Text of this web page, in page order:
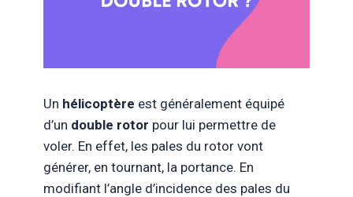
Un hélicoptère est généralement équipé
d’un double rotor pour lui permettre de
voler. En effet, les pales du rotor vont
générer, en tournant, la portance. En
modifiant l’angle d’incidence des pales du